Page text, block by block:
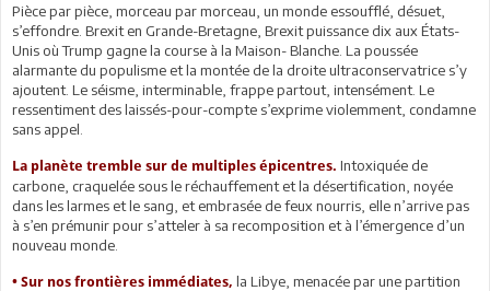
Pièce par pièce, morceau par morceau, un monde essoufflé, désuet,
s’effondre. Brexit en Grande-Bretagne, Brexit puissance dix aux États-
Unis où Trump gagne la course à la Maison- Blanche. La poussée
alarmante du populisme et la montée de la droite ultraconservatrice s’y
ajoutent. Le séisme, interminable, frappe partout, intensément. Le
ressentiment des laissés-pour-compte s’exprime violemment, condamne
sans appel.
La planète tremble sur de multiples épicentres. Intoxiquée de
carbone, craquelée sous le réchauffement et la désertification, noyée
dans les larmes et le sang, et embrasée de feux nourris, elle n’arrive pas
à s’en prémunir pour s’atteler à sa recomposition et à l’émergence d’un
nouveau monde.
• Sur nos frontières immédiates, la Libye, menacée par une partition